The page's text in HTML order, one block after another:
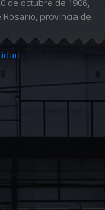
de octubre de 1906,
provincia de